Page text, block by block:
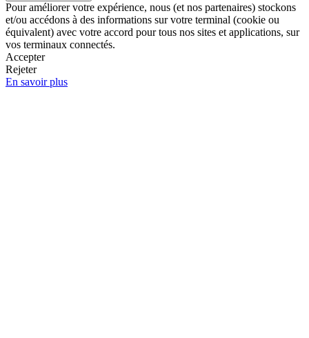
Pour améliorer votre expérience, nous (et nos partenaires) stockons
et/ou accédons à des informations sur votre terminal (cookie ou
équivalent) avec votre accord pour tous nos sites et applications, sur
vos terminaux connectés.
Accepter
Rejeter
En savoir plus